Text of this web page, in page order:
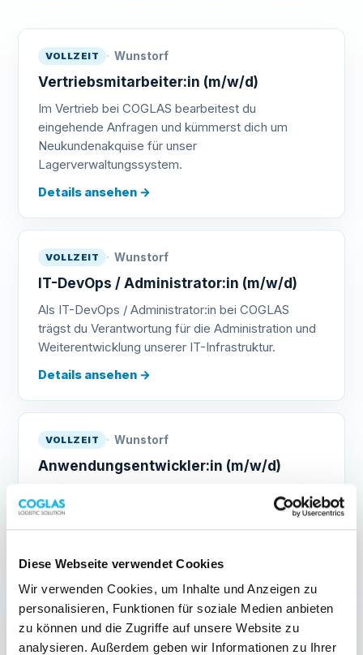
Diese Webseite verwendet Cookies
Wir verwenden Cookies, um Inhalte und Anzeigen zu
personalisieren, Funktionen für soziale Medien anbieten
zu können und die Zugriffe auf unsere Website zu
analysieren. Außerdem geben wir Informationen zu Ihrer
VOLLZEIT Wunstorf
Vertriebsmitarbeiter:in (m/w/d)
Im Vertrieb bei COGLAS bearbeitest du
eingehende Anfragen und kümmerst dich um
Neukundenakquise für unser
Lagerverwaltungssystem.
Details ansehen →
VOLLZEIT Wunstorf
IT-DevOps / Administrator:in (m/w/d)
Als IT-DevOps / Administrator:in bei COGLAS
trägst du Verantwortung für die Administration und
Weiterentwicklung unserer IT-Infrastruktur.
Details ansehen →
VOLLZEIT Wunstorf
Anwendungsentwickler:in (m/w/d)
entwickelst du mit agilen Methoden moderne
Applikationen für unser Lagerverwaltungssystem.
Details ansehen
VOLLZEIT Wunstorf
Anwendungstester:in (m/w/d)